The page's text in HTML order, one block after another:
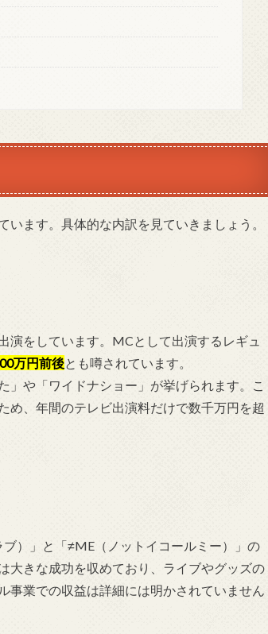
ます。具体的な内訳を見ていきましょう。
演をしています。MCとして出演するレギュ
万円前後とも噂されています。
」や「ワイドナショー」が挙げられます。こ
め、年間のテレビ出演料だけで数千万円を超
）」と「≠ME（ノットイコールミー）」の
大きな成功を収めており、ライブやグッズの
事業での収益は詳細には明かされていません